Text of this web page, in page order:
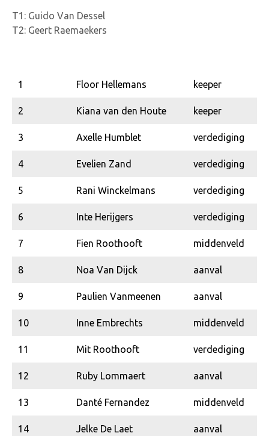
T1: Guido Van Dessel
T2: Geert Raemaekers
1 Floor Hellemans keeper
2 Kiana van den Houte keeper
3 Axelle Humblet verdediging
4 Evelien Zand verdediging
5 Rani Winckelmans verdediging
6 Inte Herijgers verdediging
7 Fien Roothooft middenveld
8 Noa Van Dijck aanval
9 Paulien Vanmeenen aanval
10 Inne Embrechts middenveld
11 Mit Roothooft verdediging
12 Ruby Lommaert aanval
13 Danté Fernandez middenveld
14 Jelke De Laet aanval